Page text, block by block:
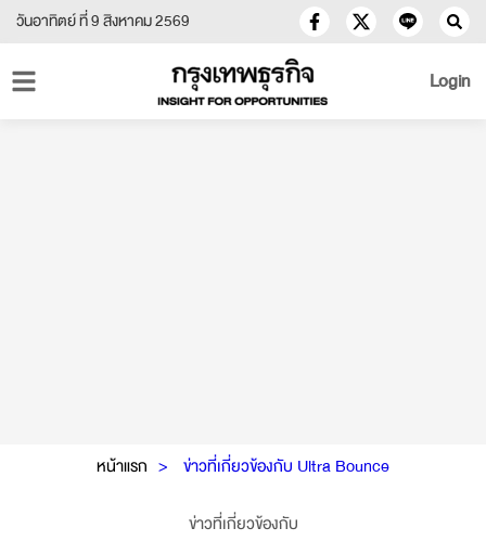
วันอาทิตย์ ที่ 9 สิงหาคม 2569
Login
หน้าแรก ข่าวที่เกี่ยวข้องกับ Ultra Bounce
ข่าวที่เกี่ยวข้องกับ